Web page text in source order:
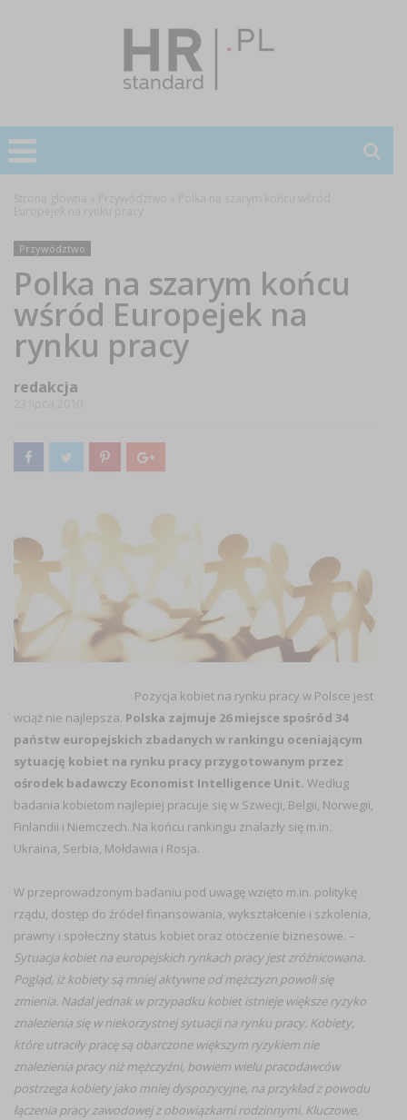
Przywództwo
Polka na szarym końcu
wśród Europejek na
rynku pracy
redakcja
Pozycja kobiet na rynku pracy w Polsce jest
wciąż nie najlepsza. Polska zajmuje 26 miejsce spośród 34
państw europejskich zbadanych w rankingu oceniającym
sytuację kobiet na rynku pracy przygotowanym przez
ośrodek badawczy Economist Intelligence Unit. Według
badania kobietom najlepiej pracuje się w Szwecji, Belgii, Norwegii,
Finlandii i Niemczech. Na końcu rankingu znalazły się m.in.
Ukraina, Serbia, Mołdawia i Rosja.
W przeprowadzonym badaniu pod uwagę wzięto m.in. politykę
rządu, dostęp do źródeł finansowania, wykształcenie i szkolenia,
prawny i społeczny status kobiet oraz otoczenie biznesowe. –
Sytuacja kobiet na europejskich rynkach pracy jest zróżnicowana.
Pogląd, iż kobiety są mniej aktywne od mężczyzn powoli się
zmienia. Nadal jednak w przypadku kobiet istnieje większe ryzyko
znalezienia się w niekorzystnej sytuacji na rynku pracy. Kobiety,
które utraciły pracę są obarczone większym ryzykiem nie
znalezienia pracy niż mężczyźni, bowiem wielu pracodawców
postrzega kobiety jako mniej dyspozycyjne, na przykład z powodu
łączenia pracy zawodowej z obowiązkami rodzinnymi. Kluczowe,